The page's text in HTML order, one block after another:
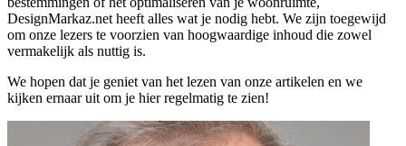
DesignMarkaz.net heeft alles wat je nodig hebt. We zijn toegewijd
om onze lezers te voorzien van hoogwaardige inhoud die zowel
vermakelijk als nuttig is.
We hopen dat je geniet van het lezen van onze artikelen en we
kijken ernaar uit om je hier regelmatig te zien!